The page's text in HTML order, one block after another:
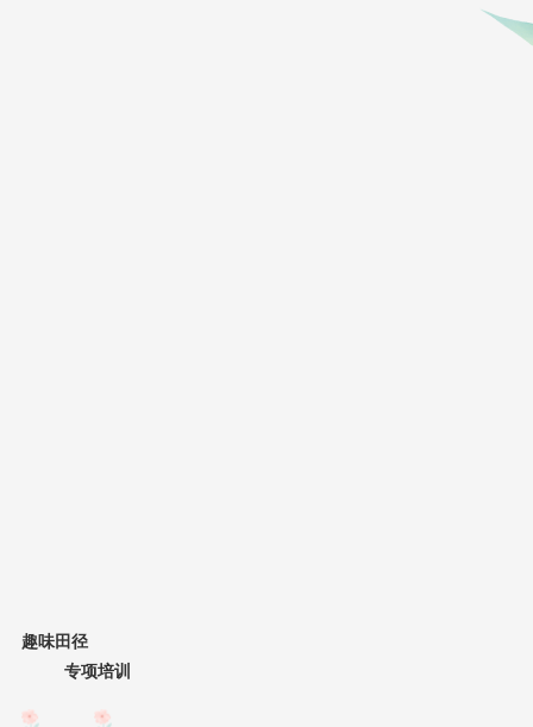
趣味田径
专项培训